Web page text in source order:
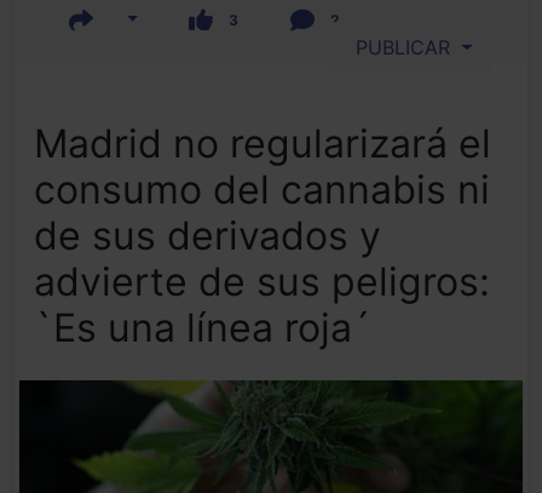
3 2
PUBLICAR
Madrid no regularizará el
consumo del cannabis ni
de sus derivados y
advierte de sus peligros:
`Es una línea roja´